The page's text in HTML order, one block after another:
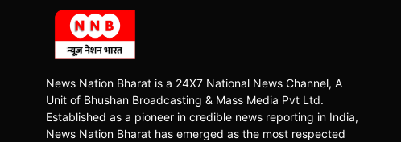
News Nation Bharat is a 24X7 National News Channel, A
Unit of Bhushan Broadcasting & Mass Media Pvt Ltd.
Established as a pioneer in credible news reporting in India,
News Nation Bharat has emerged as the most respected